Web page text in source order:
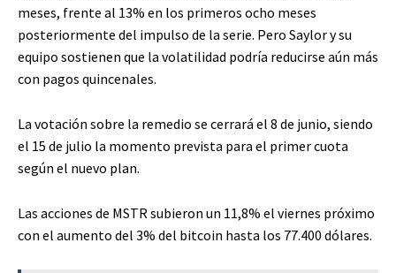
meses, frente al 13% en los primeros ocho meses
posteriormente del impulso de la serie. Pero Saylor y su
equipo sostienen que la volatilidad podría reducirse aún más
con pagos quincenales.
La votación sobre la remedio se cerrará el 8 de junio, siendo
el 15 de julio la momento prevista para el primer cuota
según el nuevo plan.
Las acciones de MSTR subieron un 11,8% el viernes próximo
con el aumento del 3% del bitcoin hasta los 77.400 dólares.